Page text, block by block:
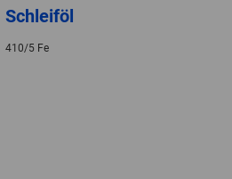
Schleiföl
410/5 Fe